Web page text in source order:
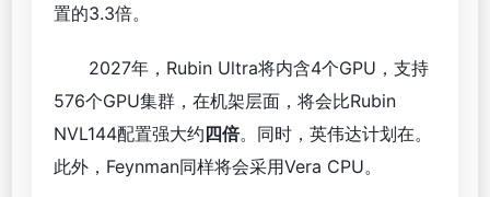
置的3.3倍。
2027年，Rubin Ultra将内含4个GPU，支持
576个GPU集群，在机架层面，将会比Rubin
NVL144配置强大约四倍。同时，英伟达计划在。
此外，Feynman同样将会采用Vera CPU。